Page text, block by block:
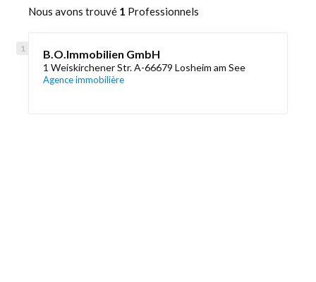
Nous avons trouvé 1 Professionnels
B.O.Immobilien GmbH
1 Weiskirchener Str. A-66679 Losheim am See
Agence immobilière